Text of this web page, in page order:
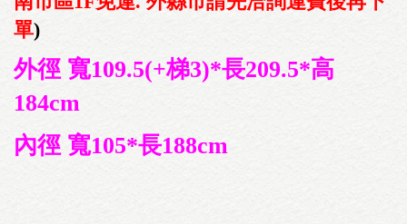
單)
外徑 寬109.5(+梯3)*長209.5*高
184cm
內徑 寬105*長188cm